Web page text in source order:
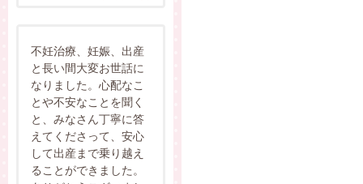
不妊治療、妊娠、出産
と長い間大変お世話に
なりました。心配なこ
とや不安なことを聞く
と、みなさん丁寧に答
えてくださって、安心
して出産まで乗り越え
ることができました。